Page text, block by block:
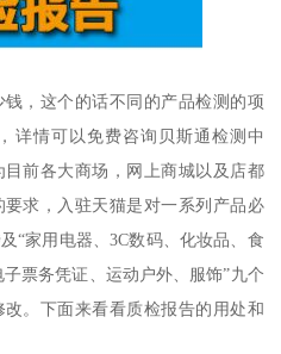
，这个的话不同的产品检测的项
详情可以免费咨询贝斯通检测中
前各大商场，网上商城以及店都
求，入驻天猫是对一系列产品必
“家用电器、3C数码、化妆品、食
票务凭证、运动户外、服饰”九个
。下面来看看质检报告的用处和